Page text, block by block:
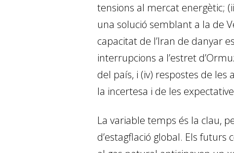
tensions al mercat energètic;
una solució semblant a la de
capacitat de l’Iran de danyar
interrupcions a l’estret
del país, i (iv) respostes de
la incertesa i de les
La variable temps és la clau,
d’estagflació global. Els